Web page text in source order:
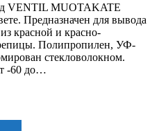
VENTIL MUOTAKATE
Предназначен для вывода
красной и красно-
Полипропилен, УФ-
стекловолокном.
-60 до…